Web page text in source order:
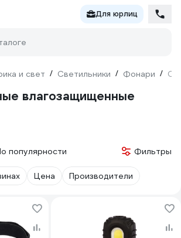
Для юрлиц
и свет / Светильники / Фонари /
влагозащищенные
популярности Фильтры
Цена Производители